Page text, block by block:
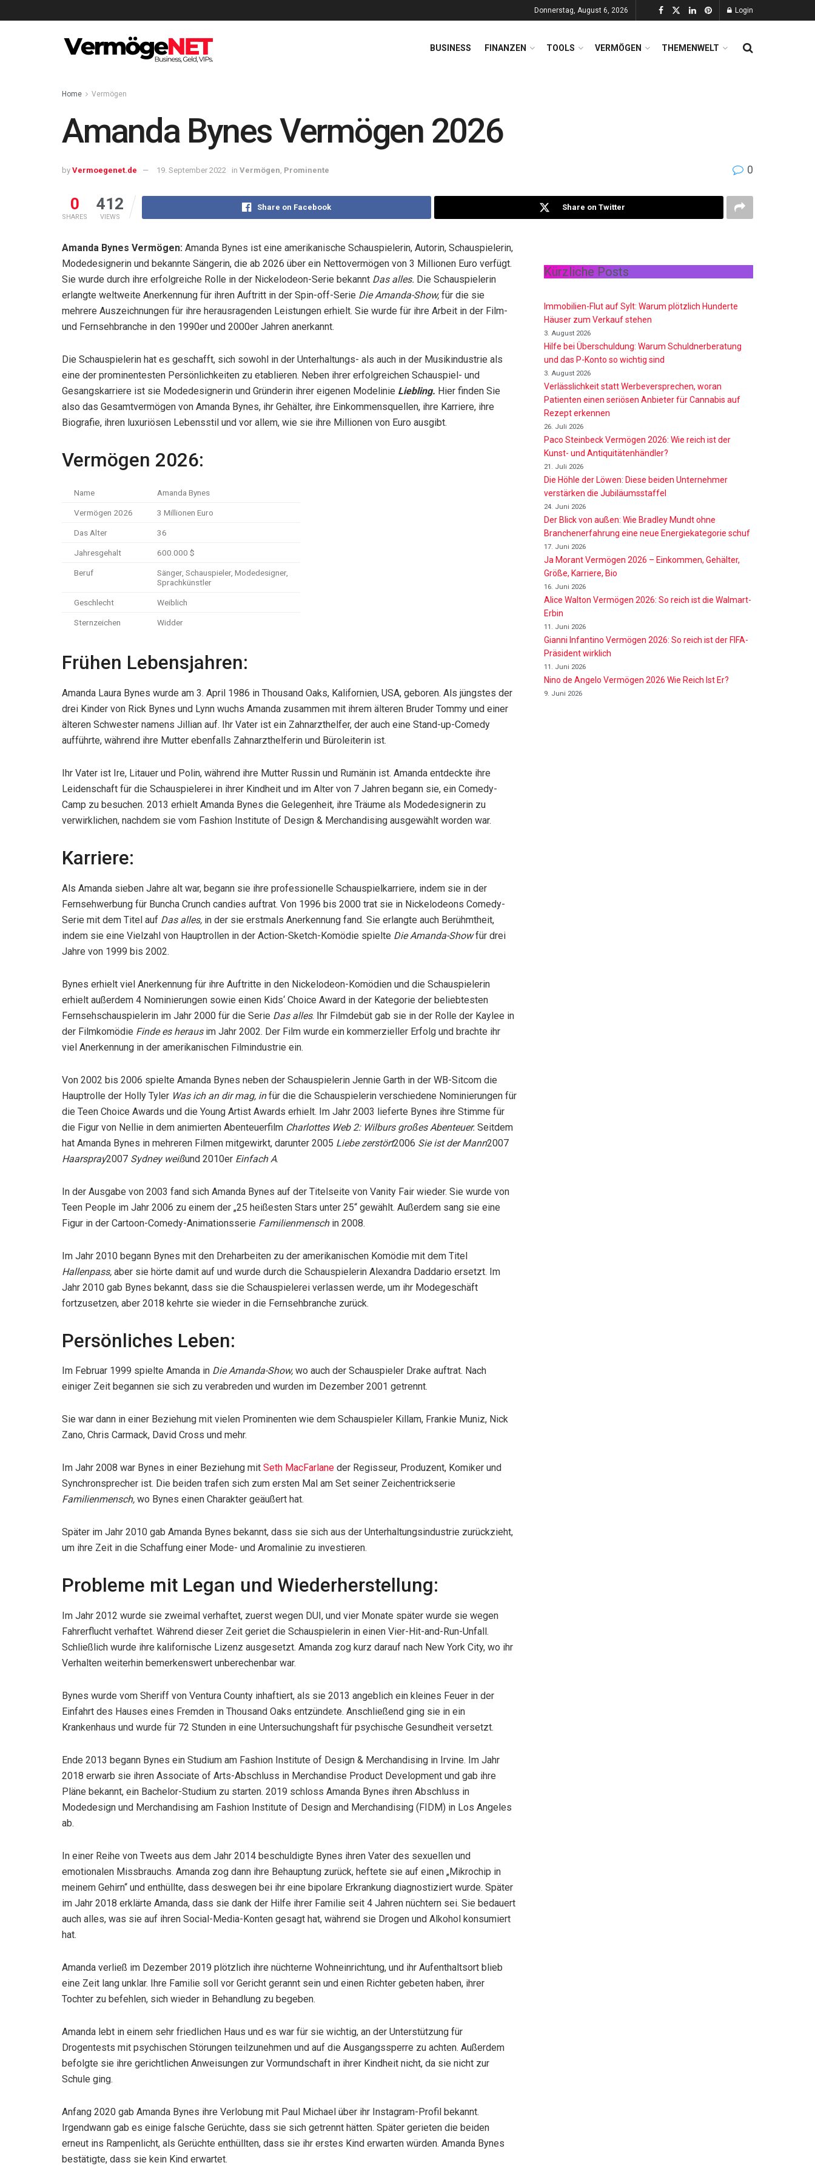
Donnerstag, August 6, 2026 Login
BUSINESS FINANZEN TOOLS VERMÖGEN THEMENWELT
Home Vermögen
Amanda Bynes Vermögen 2026
by Vermoegenet.de 19. September 2022 in Vermögen, Prominente 0
0
SHARES
412
VIEWS
Share on Facebook Share on Twitter
Amanda Bynes Vermögen: Amanda Bynes ist eine amerikanische Schauspielerin, Autorin, Schauspielerin,
Modedesignerin und bekannte Sängerin, die ab 2026 über ein Nettovermögen von 3 Millionen Euro verfügt.
Sie wurde durch ihre erfolgreiche Rolle in der Nickelodeon-Serie bekannt Das alles. Die Schauspielerin
erlangte weltweite Anerkennung für ihren Auftritt in der Spin-off-Serie Die Amanda-Show, für die sie
mehrere Auszeichnungen für ihre herausragenden Leistungen erhielt. Sie wurde für ihre Arbeit in der Film-
und Fernsehbranche in den 1990er und 2000er Jahren anerkannt.
Die Schauspielerin hat es geschafft, sich sowohl in der Unterhaltungs- als auch in der Musikindustrie als
eine der prominentesten Persönlichkeiten zu etablieren. Neben ihrer erfolgreichen Schauspiel- und
Gesangskarriere ist sie Modedesignerin und Gründerin ihrer eigenen Modelinie Liebling. Hier finden Sie
also das Gesamtvermögen von Amanda Bynes, ihr Gehälter, ihre Einkommensquellen, ihre Karriere, ihre
Biografie, ihren luxuriösen Lebensstil und vor allem, wie sie ihre Millionen von Euro ausgibt.
Vermögen 2026:
Name Amanda Bynes
Vermögen 2026 3 Millionen Euro
Das Alter 36
Jahresgehalt 600.000 $
Beruf
Sänger, Schauspieler, Modedesigner,
Sprachkünstler
Geschlecht Weiblich
Sternzeichen Widder
Frühen Lebensjahren:
Amanda Laura Bynes wurde am 3. April 1986 in Thousand Oaks, Kalifornien, USA, geboren. Als jüngstes der
drei Kinder von Rick Bynes und Lynn wuchs Amanda zusammen mit ihrem älteren Bruder Tommy und einer
älteren Schwester namens Jillian auf. Ihr Vater ist ein Zahnarzthelfer, der auch eine Stand-up-Comedy
aufführte, während ihre Mutter ebenfalls Zahnarzthelferin und Büroleiterin ist.
Ihr Vater ist Ire, Litauer und Polin, während ihre Mutter Russin und Rumänin ist. Amanda entdeckte ihre
Leidenschaft für die Schauspielerei in ihrer Kindheit und im Alter von 7 Jahren begann sie, ein Comedy-
Camp zu besuchen. 2013 erhielt Amanda Bynes die Gelegenheit, ihre Träume als Modedesignerin zu
verwirklichen, nachdem sie vom Fashion Institute of Design & Merchandising ausgewählt worden war.
Karriere:
Als Amanda sieben Jahre alt war, begann sie ihre professionelle Schauspielkarriere, indem sie in der
Fernsehwerbung für Buncha Crunch candies auftrat. Von 1996 bis 2000 trat sie in Nickelodeons Comedy-
Serie mit dem Titel auf Das alles, in der sie erstmals Anerkennung fand. Sie erlangte auch Berühmtheit,
indem sie eine Vielzahl von Hauptrollen in der Action-Sketch-Komödie spielte Die Amanda-Showfür drei
Jahre von 1999 bis 2002.
Bynes erhielt viel Anerkennung für ihre Auftritte in den Nickelodeon-Komödien und die Schauspielerin
erhielt außerdem 4 Nominierungen sowie einen Kids‘ Choice Award in der Kategorie der beliebtesten
Fernsehschauspielerin im Jahr 2000 für die Serie Das alles. Ihr Filmdebüt gab sie in der Rolle der Kaylee in
der Filmkomödie Finde es herausim Jahr 2002. Der Film wurde ein kommerzieller Erfolg und brachte ihr
viel Anerkennung in der amerikanischen Filmindustrie ein.
Von 2002 bis 2006 spielte Amanda Bynes neben der Schauspielerin Jennie Garth in der WB-Sitcom die
Hauptrolle der Holly Tyler Was ich an dir mag, infür die die Schauspielerin verschiedene Nominierungen für
die Teen Choice Awards und die Young Artist Awards erhielt. Im Jahr 2003 lieferte Bynes ihre Stimme für
die Figur von Nellie in dem animierten Abenteuerfilm Charlottes Web 2: Wilburs großes Abenteuer. Seitdem
hat Amanda Bynes in mehreren Filmen mitgewirkt, darunter 2005 Liebe zerstört2006 Sie ist der Mann2007
Haarspray2007 Sydney weißund 2010er Einfach A.
In der Ausgabe von 2003 fand sich Amanda Bynes auf der Titelseite von Vanity Fair wieder. Sie wurde von
Teen People im Jahr 2006 zu einem der „25 heißesten Stars unter 25“ gewählt. Außerdem sang sie eine
Figur in der Cartoon-Comedy-Animationsserie Familienmensch in 2008.
Im Jahr 2010 begann Bynes mit den Dreharbeiten zu der amerikanischen Komödie mit dem Titel
Hallenpass, aber sie hörte damit auf und wurde durch die Schauspielerin Alexandra Daddario ersetzt. Im
Jahr 2010 gab Bynes bekannt, dass sie die Schauspielerei verlassen werde, um ihr Modegeschäft
fortzusetzen, aber 2018 kehrte sie wieder in die Fernsehbranche zurück.
Persönliches Leben:
Im Februar 1999 spielte Amanda in Die Amanda-Show, wo auch der Schauspieler Drake auftrat. Nach
einiger Zeit begannen sie sich zu verabreden und wurden im Dezember 2001 getrennt.
Sie war dann in einer Beziehung mit vielen Prominenten wie dem Schauspieler Killam, Frankie Muniz, Nick
Zano, Chris Carmack, David Cross und mehr.
Im Jahr 2008 war Bynes in einer Beziehung mit Seth MacFarlane der Regisseur, Produzent, Komiker und
Synchronsprecher ist. Die beiden trafen sich zum ersten Mal am Set seiner Zeichentrickserie
Familienmensch, wo Bynes einen Charakter geäußert hat.
Später im Jahr 2010 gab Amanda Bynes bekannt, dass sie sich aus der Unterhaltungsindustrie zurückzieht,
um ihre Zeit in die Schaffung einer Mode- und Aromalinie zu investieren.
Probleme mit Legan und Wiederherstellung:
Im Jahr 2012 wurde sie zweimal verhaftet, zuerst wegen DUI, und vier Monate später wurde sie wegen
Fahrerflucht verhaftet. Während dieser Zeit geriet die Schauspielerin in einen Vier-Hit-and-Run-Unfall.
Schließlich wurde ihre kalifornische Lizenz ausgesetzt. Amanda zog kurz darauf nach New York City, wo ihr
Verhalten weiterhin bemerkenswert unberechenbar war.
Bynes wurde vom Sheriff von Ventura County inhaftiert, als sie 2013 angeblich ein kleines Feuer in der
Einfahrt des Hauses eines Fremden in Thousand Oaks entzündete. Anschließend ging sie in ein
Krankenhaus und wurde für 72 Stunden in eine Untersuchungshaft für psychische Gesundheit versetzt.
Ende 2013 begann Bynes ein Studium am Fashion Institute of Design & Merchandising in Irvine. Im Jahr
2018 erwarb sie ihren Associate of Arts-Abschluss in Merchandise Product Development und gab ihre
Pläne bekannt, ein Bachelor-Studium zu starten. 2019 schloss Amanda Bynes ihren Abschluss in
Modedesign und Merchandising am Fashion Institute of Design and Merchandising (FIDM) in Los Angeles
ab.
In einer Reihe von Tweets aus dem Jahr 2014 beschuldigte Bynes ihren Vater des sexuellen und
emotionalen Missbrauchs. Amanda zog dann ihre Behauptung zurück, heftete sie auf einen „Mikrochip in
meinem Gehirn“ und enthüllte, dass deswegen bei ihr eine bipolare Erkrankung diagnostiziert wurde. Später
im Jahr 2018 erklärte Amanda, dass sie dank der Hilfe ihrer Familie seit 4 Jahren nüchtern sei. Sie bedauert
auch alles, was sie auf ihren Social-Media-Konten gesagt hat, während sie Drogen und Alkohol konsumiert
hat.
Amanda verließ im Dezember 2019 plötzlich ihre nüchterne Wohneinrichtung, und ihr Aufenthaltsort blieb
eine Zeit lang unklar. Ihre Familie soll vor Gericht gerannt sein und einen Richter gebeten haben, ihrer
Tochter zu befehlen, sich wieder in Behandlung zu begeben.
Amanda lebt in einem sehr friedlichen Haus und es war für sie wichtig, an der Unterstützung für
Drogentests mit psychischen Störungen teilzunehmen und auf die Ausgangssperre zu achten. Außerdem
befolgte sie ihre gerichtlichen Anweisungen zur Vormundschaft in ihrer Kindheit nicht, da sie nicht zur
Schule ging.
Anfang 2020 gab Amanda Bynes ihre Verlobung mit Paul Michael über ihr Instagram-Profil bekannt.
Irgendwann gab es einige falsche Gerüchte, dass sie sich getrennt hätten. Später gerieten die beiden
erneut ins Rampenlicht, als Gerüchte enthüllten, dass sie ihr erstes Kind erwarten würden. Amanda Bynes
bestätigte, dass sie kein Kind erwartet.
Kürzliche Posts
Immobilien-Flut auf Sylt: Warum plötzlich Hunderte
Häuser zum Verkauf stehen
3. August 2026
Hilfe bei Überschuldung: Warum Schuldnerberatung
und das P-Konto so wichtig sind
3. August 2026
Verlässlichkeit statt Werbeversprechen, woran
Patienten einen seriösen Anbieter für Cannabis auf
Rezept erkennen
26. Juli 2026
Paco Steinbeck Vermögen 2026: Wie reich ist der
Kunst- und Antiquitätenhändler?
21. Juli 2026
Die Höhle der Löwen: Diese beiden Unternehmer
verstärken die Jubiläumsstaffel
24. Juni 2026
Der Blick von außen: Wie Bradley Mundt ohne
Branchenerfahrung eine neue Energiekategorie schuf
17. Juni 2026
Ja Morant Vermögen 2026 – Einkommen, Gehälter,
Größe, Karriere, Bio
16. Juni 2026
Alice Walton Vermögen 2026: So reich ist die Walmart-
Erbin
11. Juni 2026
Gianni Infantino Vermögen 2026: So reich ist der FIFA-
Präsident wirklich
11. Juni 2026
Nino de Angelo Vermögen 2026 Wie Reich Ist Er?
9. Juni 2026